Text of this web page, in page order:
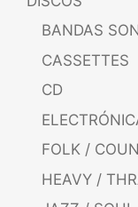
BANDAS
CASSETTES
CD
FOLK /
HEAVY /